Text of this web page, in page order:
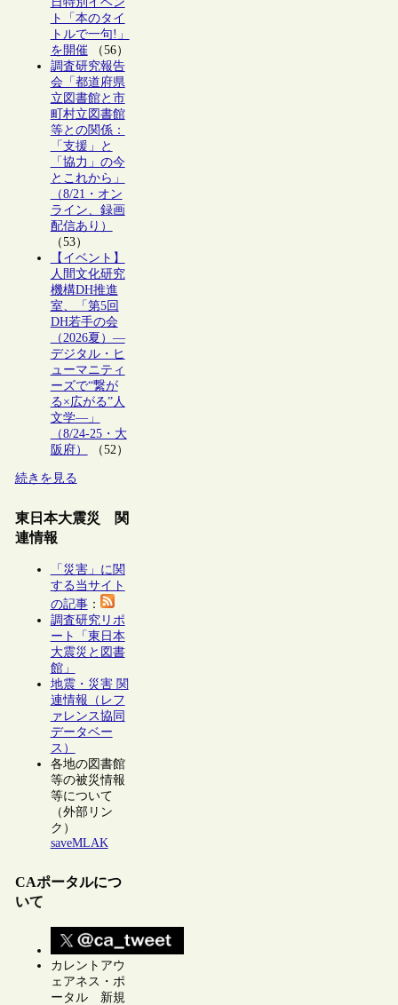
ト「本のタイ
トルで一句!」
を開催（56）
調査研究報告
会「都道府県
立図書館と市
町村立図書館
等との関係：
「支援」と
「協力」の今
とこれから」
（8/21・オン
ライン、録画
配信あり）
（53）
【イベント】
人間文化研究
機構DH推進
室、「第5回
DH若手の会
（2026夏）―
デジタル・ヒ
ューマニティ
ーズで“繋が
る×広がる”人
文学―」
（8/24-25・大
阪府）
（52）
続きを見る
東日本大震災 関
連情報
「災害」に関
する当サイト
の記事：
調査研究リポ
ート「東日本
大震災と図書
館」
地震・災害 関
連情報（レフ
ァレンス協同
データベー
ス）
各地の図書館
等の被災情報
等について
（外部リン
ク）
saveMLAK
CAポータルにつ
いて
カレントアウ
ェアネス・ポ
ータル 新規